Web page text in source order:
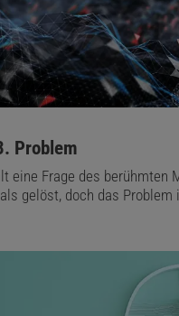
Problem
eine Frage des berühmten
gelöst, doch das